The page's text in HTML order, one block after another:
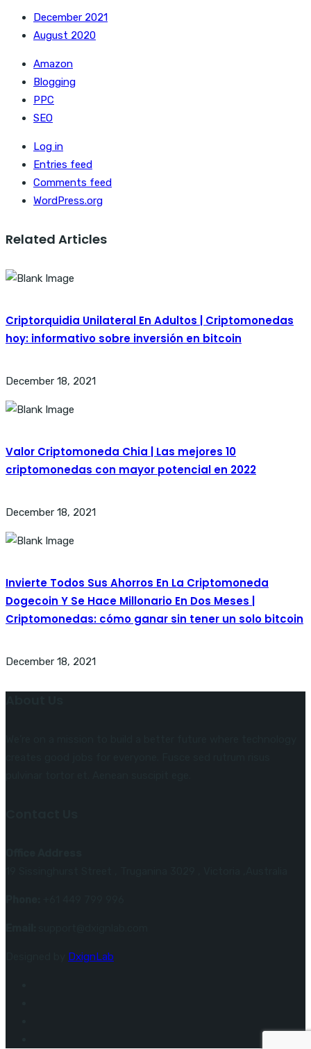
December 2021
August 2020
Amazon
Blogging
PPC
SEO
Log in
Entries feed
Comments feed
WordPress.org
Related Articles
Criptorquidia Unilateral En Adultos | Criptomonedas
hoy: informativo sobre inversión en bitcoin
December 18, 2021
Valor Criptomoneda Chia | Las mejores 10
criptomonedas con mayor potencial en 2022
December 18, 2021
Invierte Todos Sus Ahorros En La Criptomoneda
Dogecoin Y Se Hace Millonario En Dos Meses |
Criptomonedas: cómo ganar sin tener un solo bitcoin
December 18, 2021
DxignLab